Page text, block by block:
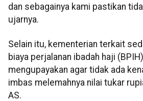
dan sebagainya kami pastikan
ujarnya.
Selain itu, kementerian terkait
biaya perjalanan ibadah haji
mengupayakan agar tidak ada
imbas melemahnya nilai tukar
AS.